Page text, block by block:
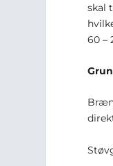
skal
60 –